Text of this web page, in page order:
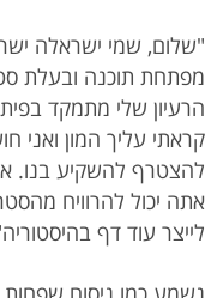
"שלום, שמי ישראלה
מפתחת תוכנה ובעלת
קראתי עליך המון
להצטרף להשקיע בנו.
אתה יכול להרוויח
לייצר עוד דף